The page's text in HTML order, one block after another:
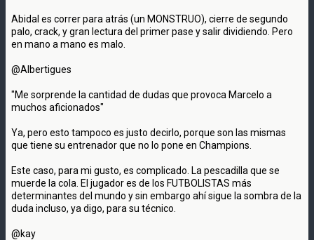
Abidal es correr para atrás (un MONSTRUO), cierre de segundo
palo, crack, y gran lectura del primer pase y salir dividiendo. Pero
en mano a mano es malo.
@Albertigues
"Me sorprende la cantidad de dudas que provoca Marcelo a
muchos aficionados"
Ya, pero esto tampoco es justo decirlo, porque son las mismas
que tiene su entrenador que no lo pone en Champions.
Este caso, para mi gusto, es complicado. La pescadilla que se
muerde la cola. El jugador es de los FUTBOLISTAS más
determinantes del mundo y sin embargo ahí sigue la sombra de la
duda incluso, ya digo, para su técnico.
@kay